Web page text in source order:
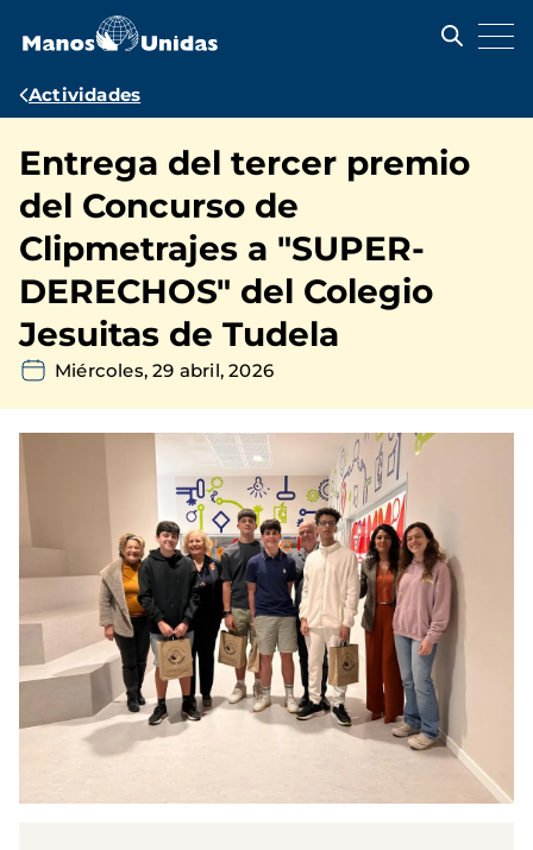
contenido
Ruta
navegación
Actividades
Entrega del tercer premio
del Concurso de
Clipmetrajes a "SUPER-
DERECHOS" del Colegio
Jesuitas de Tudela
Miércoles, 29 abril, 2026